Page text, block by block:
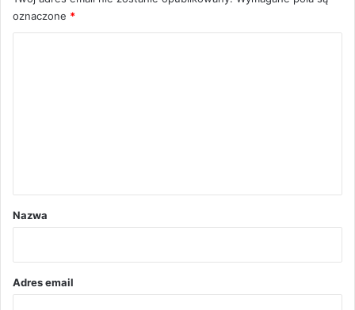
oznaczone *
rNazwa
Adres email